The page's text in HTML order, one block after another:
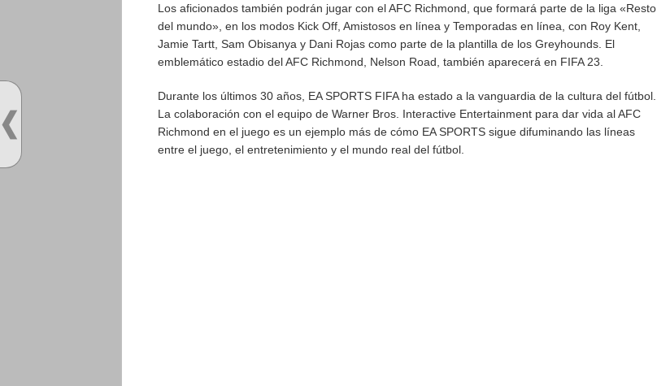
Los aficionados también podrán jugar con el AFC Richmond, que formará parte de la liga «Resto
del mundo», en los modos Kick Off, Amistosos en línea y Temporadas en línea, con Roy Kent,
Jamie Tartt, Sam Obisanya y Dani Rojas como parte de la plantilla de los Greyhounds. El
emblemático estadio del AFC Richmond, Nelson Road, también aparecerá en FIFA 23.
Durante los últimos 30 años, EA SPORTS FIFA ha estado a la vanguardia de la cultura del fútbol.
La colaboración con el equipo de Warner Bros. Interactive Entertainment para dar vida al AFC
Richmond en el juego es un ejemplo más de cómo EA SPORTS sigue difuminando las líneas
entre el juego, el entretenimiento y el mundo real del fútbol.